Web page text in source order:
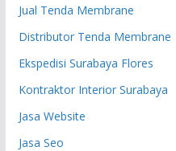
Jual Tenda Membrane
Distributor Tenda Membrane
Ekspedisi Surabaya Flores
Kontraktor Interior Surabaya
Jasa Website
Jasa Seo